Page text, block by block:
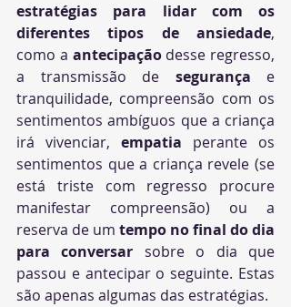
estratégias para lidar com os
diferentes tipos de ansiedade,
como a antecipação desse regresso,
a transmissão de segurança e
tranquilidade, compreensão com os
sentimentos ambíguos que a criança
irá vivenciar, empatia perante os
sentimentos que a criança revele (se
está triste com regresso procure
manifestar compreensão) ou a
reserva de um tempo no final do dia
para conversar sobre o dia que
passou e antecipar o seguinte. Estas
são apenas algumas das estratégias.